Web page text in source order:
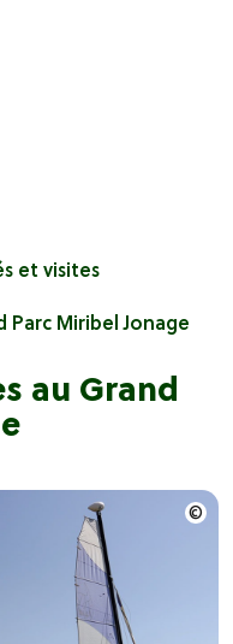
et visites
Miribel Jonage
au Grand